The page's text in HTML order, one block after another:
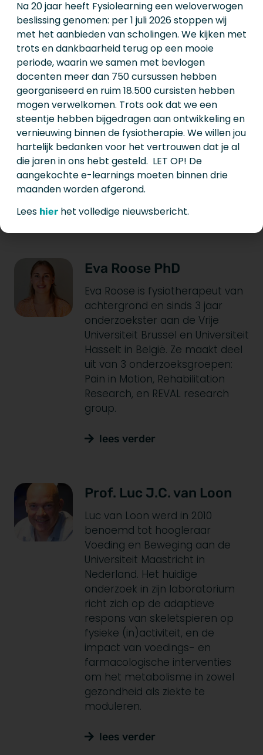
Astrid Lahousse PhD
Astrid Lahousse is onderzoekster
aan de Vrije Universiteit Brussel.
Ze is lid van twee
onderzoeksgroepen: de Pain in
Motion onderzoeksgroep en de
Rehabilitation Research
onderzoeksgroep. Haar
onderzoek richt zich op
chronische pijn na kanker.
lees verder
Eva Roose PhD
Eva Roose is fysiotherapeut van
achtergrond en sinds 3 jaar
onderzoekster aan de Vrije
Universiteit Brussel en Universiteit
Hasselt in België. Ze maakt deel
uit van 3 onderzoeksgroepen:
Pain in Motion, Rehabilitation
Research, en REVAL research
group.
lees verder
Prof. Luc J.C. van Loon
Luc van Loon werd in 2010
benoemd tot hoogleraar
Voeding en Beweging aan de
Universiteit Maastricht in
Nederland. Het huidige
onderzoek in zijn laboratorium
richt zich op de adaptieve
respons van skeletspieren op
fysieke (in)activiteit, en de
impact van voedings- en
farmacologische interventies
om het metabolisme in zowel
gezondheid als ziekte te
moduleren.
lees verder
Na 20 jaar heeft Fysiolearning een weloverwogen
beslissing genomen: per 1 juli 2026 stoppen wij
met het aanbieden van scholingen. We kijken met
trots en dankbaarheid terug op een mooie
periode, waarin we samen met bevlogen
docenten meer dan 750 cursussen hebben
georganiseerd en ruim 18.500 cursisten hebben
mogen verwelkomen. Trots ook dat we een
steentje hebben bijgedragen aan ontwikkeling en
vernieuwing binnen de fysiotherapie. We willen jou
hartelijk bedanken voor het vertrouwen dat je al
die jaren in ons hebt gesteld. LET OP! De
aangekochte e-learnings moeten binnen drie
maanden worden afgerond.
Lees hier het volledige nieuwsbericht.